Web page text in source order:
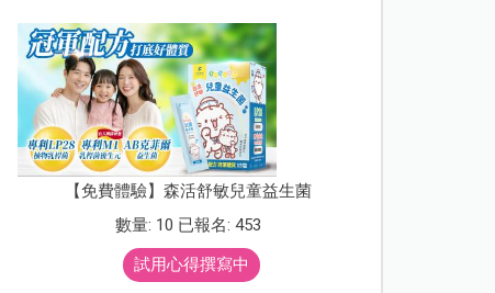
【免費體驗】森活舒敏兒童益生菌
數量: 10 已報名: 453
試用心得撰寫中